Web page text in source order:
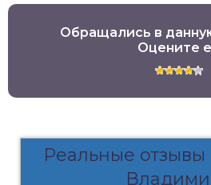
Обращались в
Оцените
Реальные отзывы